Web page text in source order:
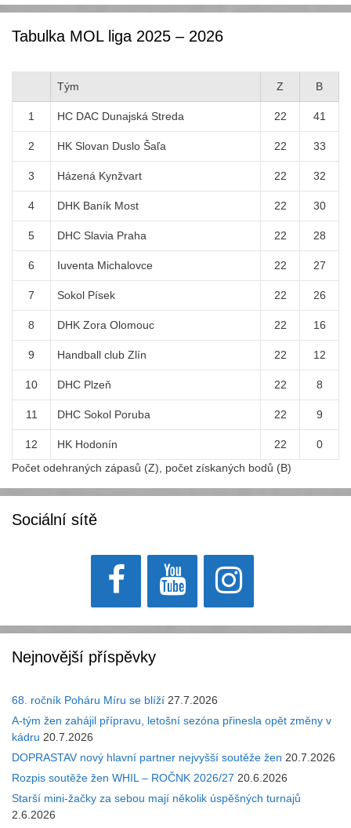
Tabulka MOL liga 2025 – 2026
Tým Z B
1 HC DAC Dunajská Streda 22 41
2 HK Slovan Duslo Šaľa 22 33
3 Házená Kynžvart 22 32
4 DHK Baník Most 22 30
5 DHC Slavia Praha 22 28
6 Iuventa Michalovce 22 27
7 Sokol Písek 22 26
8 DHK Zora Olomouc 22 16
9 Handball club Zlín 22 12
10 DHC Plzeň 22 8
11 DHC Sokol Poruba 22 9
12 HK Hodonín 22
0
Počet odehraných zápasů (Z), počet získaných bodů (B)
Sociální sítě
Nejnovější příspěvky
68. ročník Poháru Míru se blíží 27.7.2026
A-tým žen zahájil přípravu, letošní sezóna přinesla opět změny v
kádru 20.7.2026
DOPRASTAV nový hlavní partner nejvyšší soutěže žen 20.7.2026
Rozpis soutěže žen WHIL – ROČNK 2026/27 20.6.2026
Starší mini-žačky za sebou mají několik úspěšných turnajů
2.6.2026